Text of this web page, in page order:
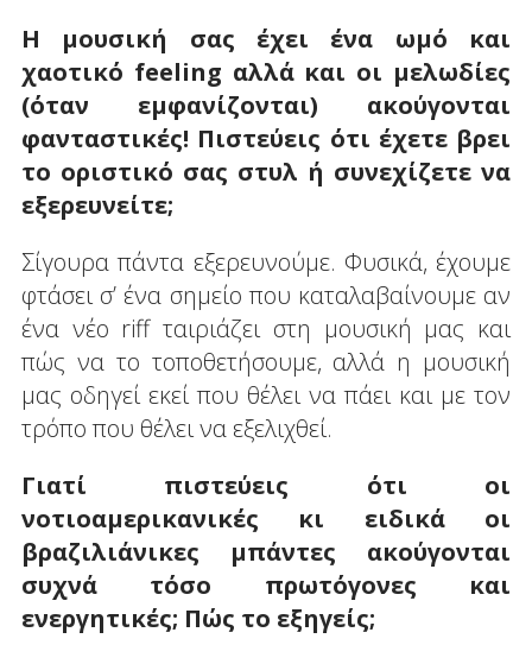
Η μουσική σας έχει ένα ωμό και
χαοτικό feeling αλλά και οι μελωδίες
(όταν εμφανίζονται) ακούγονται
φανταστικές! Πιστεύεις ότι έχετε βρει
το οριστικό σας στυλ ή συνεχίζετε να
εξερευνείτε;
Σίγουρα πάντα εξερευνούμε. Φυσικά, έχουμε
φτάσει σ’ ένα σημείο που καταλαβαίνουμε αν
ένα νέο riff ταιριάζει στη μουσική μας και
πώς να το τοποθετήσουμε, αλλά η μουσική
μας οδηγεί εκεί που θέλει να πάει και με τον
τρόπο που θέλει να εξελιχθεί.
Γιατί πιστεύεις ότι οι
νοτιοαμερικανικές κι ειδικά οι
βραζιλιάνικες μπάντες ακούγονται
συχνά τόσο πρωτόγονες και
ενεργητικές; Πώς το εξηγείς;